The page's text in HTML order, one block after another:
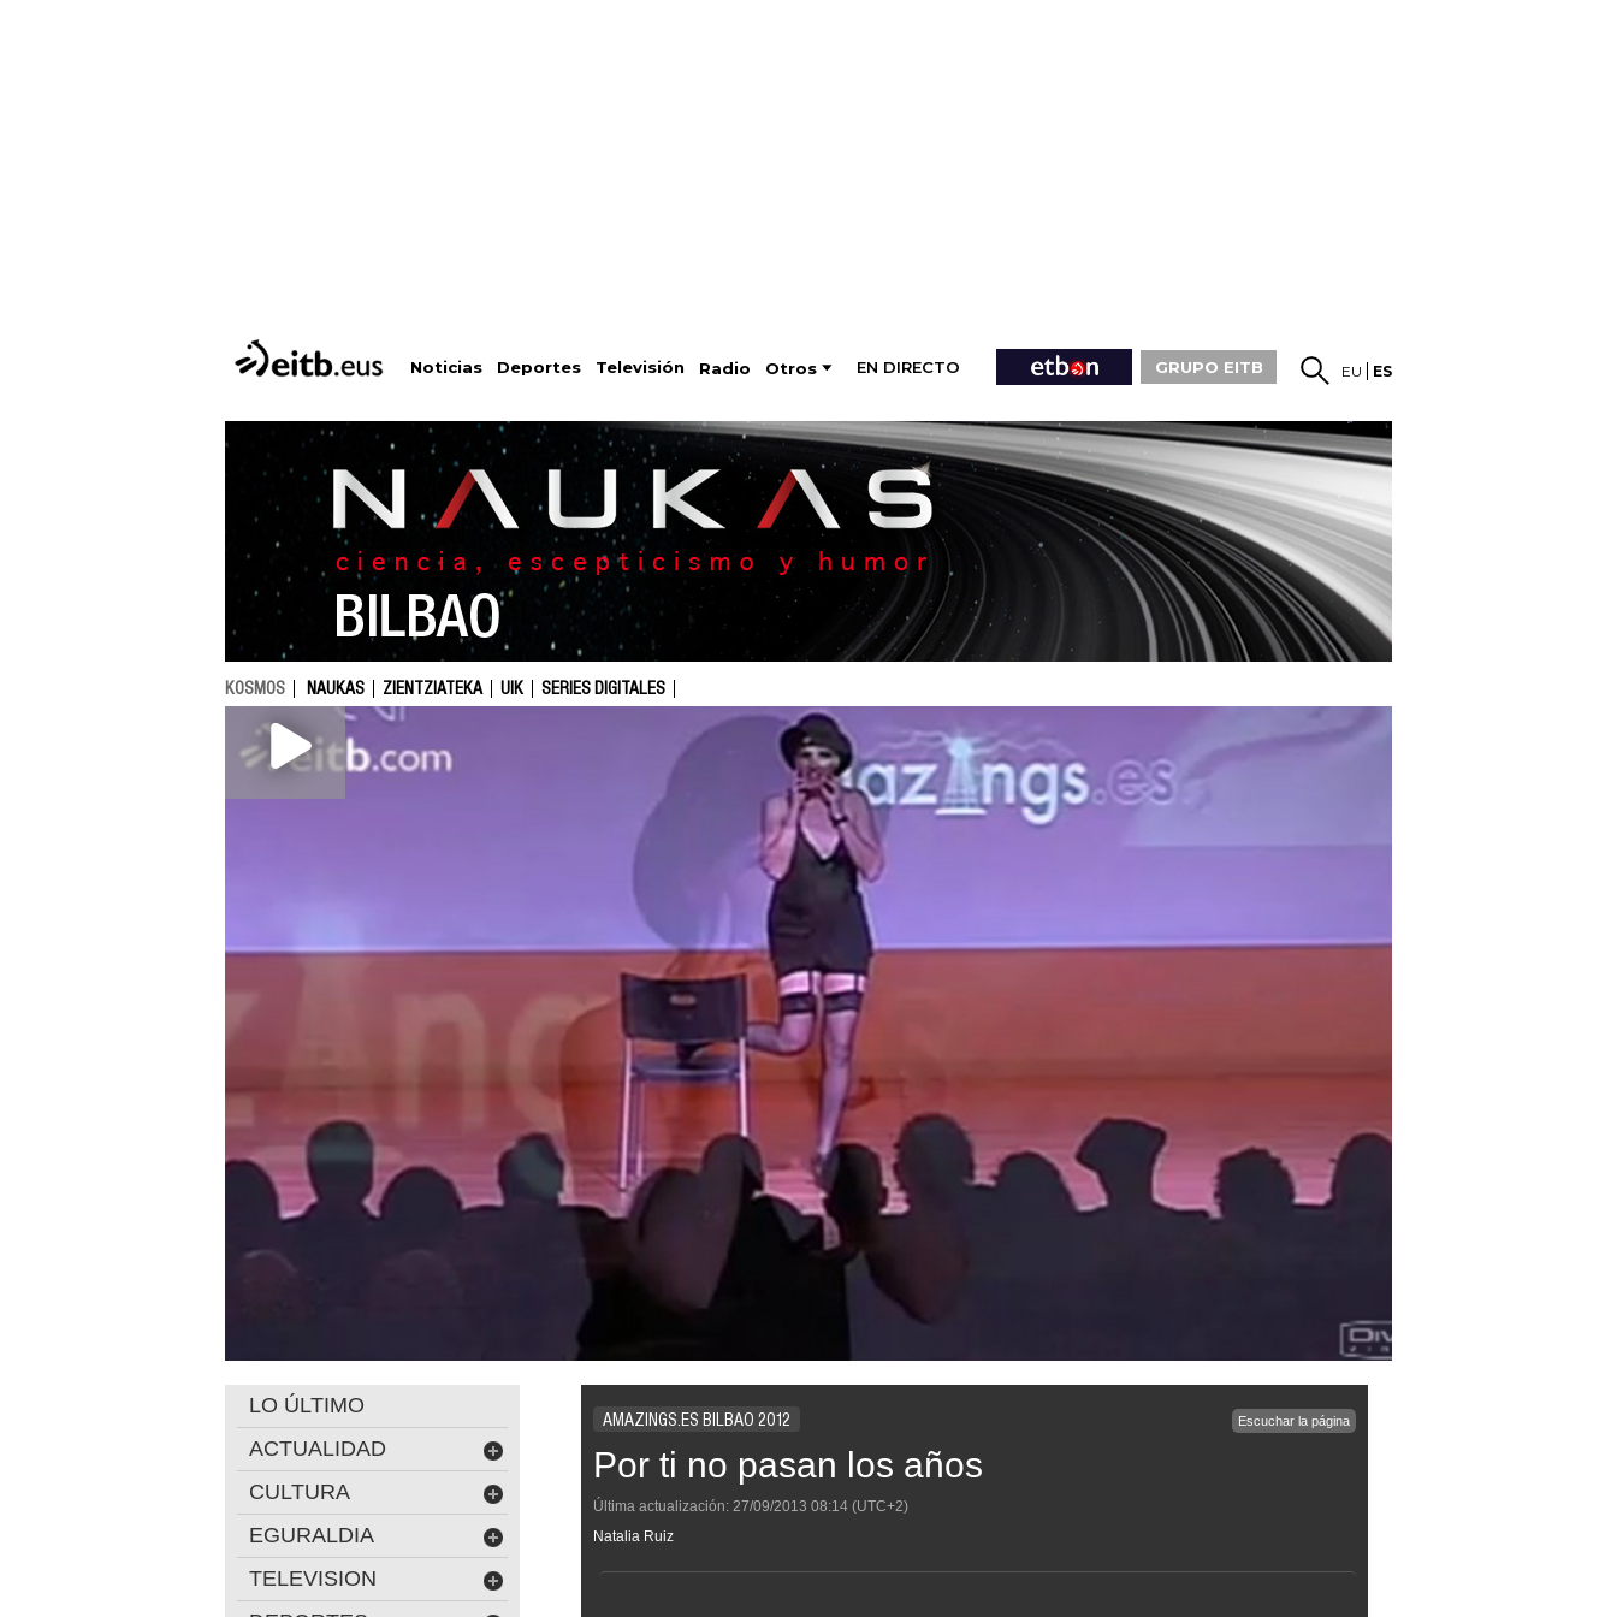
Noticias Deportes Televisión Radio Otros EN DIRECTO GRUPO EITB EU ES
KOSMOS NAUKAS ZIENTZIATEKA UIK SERIES DIGITALES
AMAZINGS.ES BILBAO 2012 Escuchar la página
Por ti no pasan los años
Última actualización: 27/09/2013 08:14 (UTC+2)
Natalia Ruiz
LO ÚLTIMO
ACTUALIDAD
CULTURA
EGURALDIA
TELEVISION